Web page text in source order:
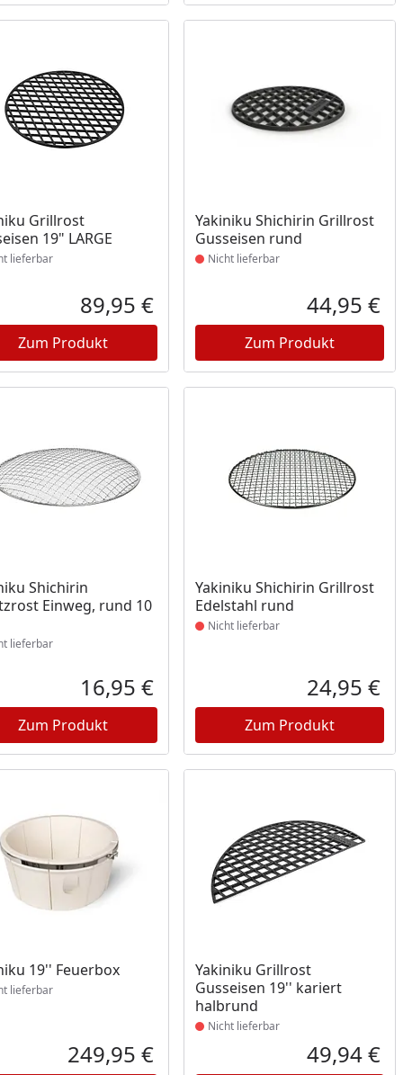
Preis
Grillrost
19" LARGE
nicht lieferbar
lieferbar
Aktueller Preis
89,95 €
Zum Produkt
Yakiniku Shichirin Grillrost
Gusseisen rund
Produkt nicht lieferbar
Nicht lieferbar
44,95 €
Zum Produkt
Shichirin
Einweg, rund 10
nicht lieferbar
lieferbar
Aktueller Preis
16,95 €
Zum Produkt
Yakiniku Shichirin Grillrost
Edelstahl rund
Produkt nicht lieferbar
Nicht lieferbar
24,95 €
Zum Produkt
19'' Feuerbox
nicht lieferbar
lieferbar
Aktueller Preis
249,95 €
Yakiniku Grillrost
Gusseisen 19'' kariert
halbrund
Produkt nicht lieferbar
Nicht lieferbar
49,94 €